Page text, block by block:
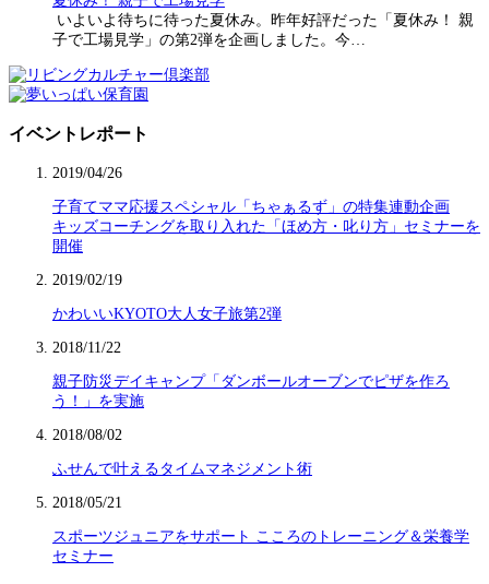
いよいよ待ちに待った夏休み。昨年好評だった「夏休み！ 親
子で工場見学」の第2弾を企画しました。今…
イベントレポート
2019/04/26
子育てママ応援スペシャル「ちゃぁるず」の特集連動企画
キッズコーチングを取り入れた「ほめ方・叱り方」セミナーを
開催
2019/02/19
かわいいKYOTO大人女子旅第2弾
2018/11/22
親子防災デイキャンプ「ダンボールオーブンでピザを作ろ
う！」を実施
2018/08/02
ふせんで叶えるタイムマネジメント術
2018/05/21
スポーツジュニアをサポート こころのトレーニング＆栄養学
セミナー